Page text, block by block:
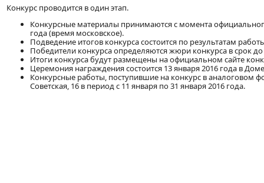
Конкурс проводится в один этап.
Конкурсные материалы принимаются с момента
года (время московское).
Подведение итогов конкурса состоится по результатам
Победители конкурса определяются жюри конкурса в срок до
Итоги конкурса будут размещены на официальном сайте
Церемония награждения состоится 13 января 2016 года в
Конкурсные работы, поступившие на конкурс в аналоговом
Советская, 16 в период с 11 января по 31 января 2016 года.